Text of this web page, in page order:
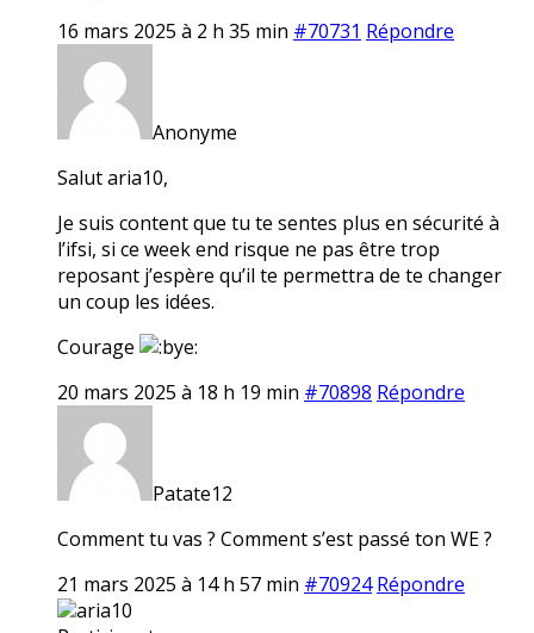
16 mars 2025 à 2 h 35 min #70731 Répondre
Anonyme
Salut aria10,
Je suis content que tu te sentes plus en sécurité à
l’ifsi, si ce week end risque ne pas être trop
reposant j’espère qu’il te permettra de te changer
un coup les idées.
Courage
20 mars 2025 à 18 h 19 min #70898 Répondre
Patate12
Comment tu vas ? Comment s’est passé ton WE ?
21 mars 2025 à 14 h 57 min #70924 Répondre
aria10